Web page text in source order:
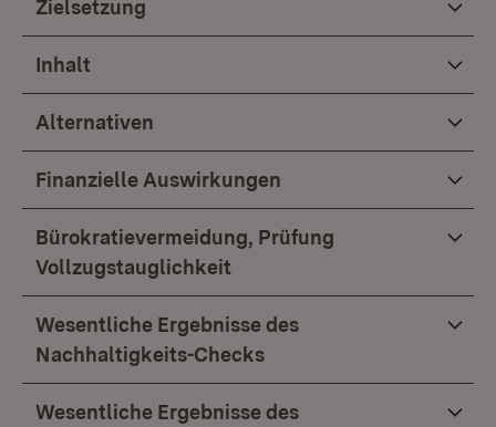
Zielsetzung
Inhalt
Alternativen
Finanzielle Auswirkungen
Bürokratievermeidung, Prüfung
Vollzugstauglichkeit
Wesentliche Ergebnisse des
Nachhaltigkeits-Checks
Wesentliche Ergebnisse des